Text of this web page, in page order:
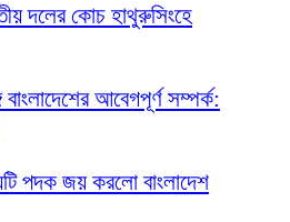
দলের কোচ হাথুরুসিংহে
বাংলাদেশের আবেগপূর্ণ সম্পর্ক:
পদক জয় করলো বাংলাদেশ